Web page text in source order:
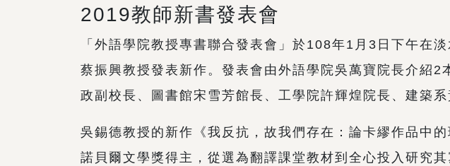
2019教師新書發表會
「外語學院教授專書聯合發表會」於108年1月3日下午在
蔡振興教授發表新作。發表會由外語學院吳萬寶院長介紹
政副校長、圖書館宋雪芳館長、工學院許輝煌院長、建築
吳錫德教授的新作《我反抗，故我們存在：論卡繆作品中
諾貝爾文學獎得主，從選為翻譯課堂教材到全心投入研究